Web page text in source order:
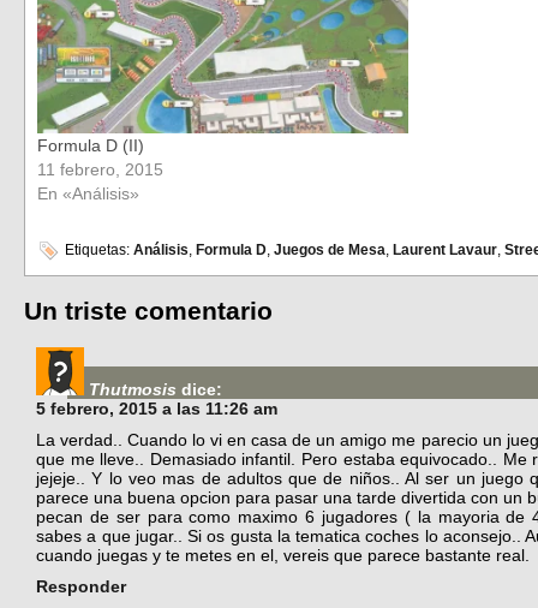
Formula D (II)
11 febrero, 2015
En «Análisis»
Etiquetas: Análisis, Formula D, Juegos de Mesa, Laurent Lavaur,
Un triste comentario
Thutmosis dice:
5 febrero, 2015 a las 11:26 am
La verdad.. Cuando lo vi en casa de un amigo me parecio un
que me lleve.. Demasiado infantil. Pero estaba equivocado..
jejeje.. Y lo veo mas de adultos que de niños.. Al ser un juego
parece una buena opcion para pasar una tarde divertida con un
pecan de ser para como maximo 6 jugadores ( la mayoria
sabes a que jugar.. Si os gusta la tematica coches lo aconsejo..
cuando juegas y te metes en el, vereis que parece bastante real.
Responder